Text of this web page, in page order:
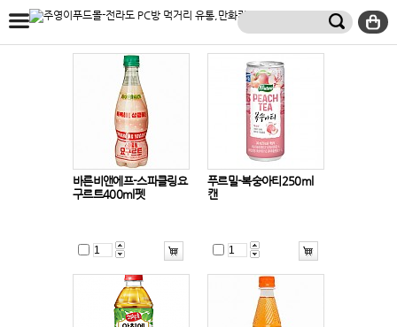
바른비앤에프-스파클링요
구르트400ml펫
푸르밀-복숭아티250ml
캔